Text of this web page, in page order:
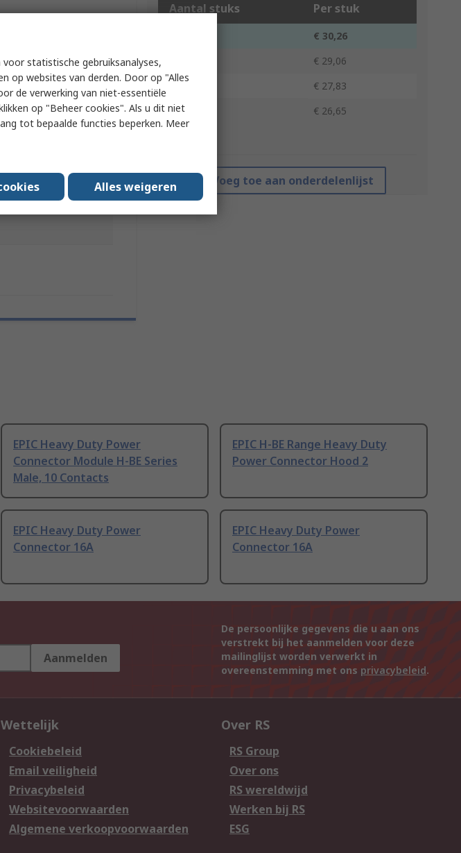
Aantal stuks Per stuk
€ 30,26
€ 29,06
25 - 49
€ 27,83
50 +
€ 26,65
Voeg toe aan onderdelenlijst
Connector
EPIC Heavy Duty Power
Connector Module H-BE Series
Male, 10 Contacts
EPIC H-BE Range Heavy Duty
Power Connector Hood 2
EPIC Heavy Duty Power
Connector 16A
EPIC Heavy Duty Power
Connector 16A
Aanmelden
De persoonlijke gegevens die u aan ons
verstrekt bij het aanmelden voor deze
mailinglijst worden verwerkt in
overeenstemming met ons privacybeleid.
Wettelijk
Cookiebeleid
Email veiligheid
Privacybeleid
Websitevoorwaarden
Algemene verkoopvoorwaarden
Over RS
RS Group
Over ons
RS wereldwijd
Werken bij RS
ESG
statistische gebruiksanalyses,
op websites van derden. Door op "Alles
de verwerking van niet-essentiële
op "Beheer cookies". Als u dit niet
tot bepaalde functies beperken. Meer
Alles weigeren